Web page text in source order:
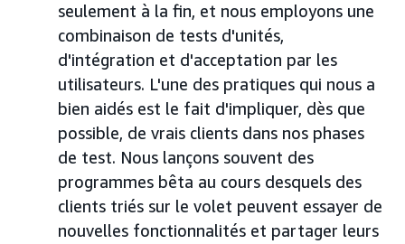
seulement à la fin, et nous employons une
combinaison de tests d'unités,
d'intégration et d'acceptation par les
utilisateurs. L'une des pratiques qui nous a
bien aidés est le fait d'impliquer, dès que
possible, de vrais clients dans nos phases
de test. Nous lançons souvent des
programmes bêta au cours desquels des
clients triés sur le volet peuvent essayer de
nouvelles fonctionnalités et partager leurs